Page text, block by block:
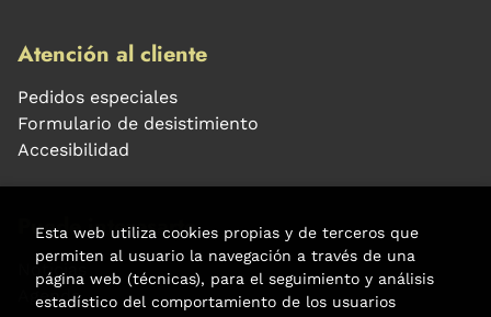
Atención al cliente
Pedidos especiales
Formulario de desistimiento
Accesibilidad
Puede interesarte
Noticias
Agenda
Esta web utiliza cookies propias y de terceros que
permiten al usuario la navegación a través de una
página web (técnicas), para el seguimiento y análisis
estadístico del comportamiento de los usuarios